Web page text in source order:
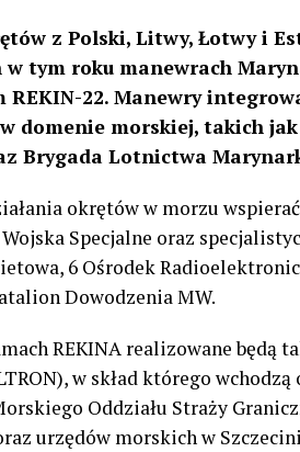
z Polski, Litwy, Łotwy i
w tym roku manewrach
22. Manewry
w domenie morskiej, takich
Brygada Lotnictwa
okrętów w morzu
Specjalne oraz
6 Ośrodek
Dowodzenia MW.
REKINA realizowane będą
w skład którego
Oddziału Straży
urzędów morskich w